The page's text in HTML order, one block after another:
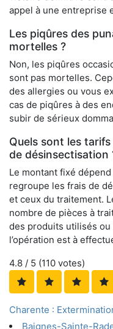
appel à une entreprise
Les piqûres des
mortelles ?
Non, les piqûres
sont pas mortelles.
des allergies ou vous
cas de piqûres à des
subir de sérieux
Quels sont les
de désinsectisation
Le montant fixé
regroupe les frais de
et ceux du traitement.
nombre de pièces à
des produits utilisés
l’opération est à
4.8 / 5 (110 votes)
Charente :
Baignes-Sainte-